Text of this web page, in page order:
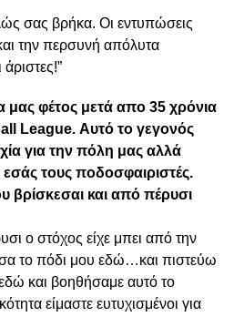
σας βρήκα. Οι εντυπώσεις
την περσυνή απόλυτα
άριστες!”
μας φέτος μετά απο 35 χρόνια
League. Αυτό το γεγονός
για την πόλη μας αλλά
τους ποδοσφαιριστές.
βρίσκεσαι και από πέρυσι
ο στόχος είχε μπει από την
το πόδι μου εδώ…και πιστεύω
και βοηθήσαμε αυτό το
είμαστε ευτυχισμένοι για